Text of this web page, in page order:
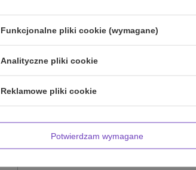
Funkcjonalne pliki cookie (wymagane)
Analityczne pliki cookie
Reklamowe pliki cookie
Potwierdzam wymagane